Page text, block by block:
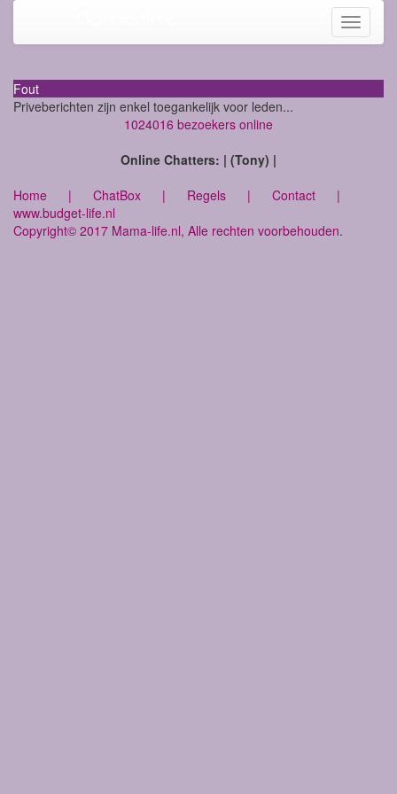
Toggle
Fout
Priveberichten zijn enkel toegankelijk voor leden...
1024016 bezoekers online
Online Chatters: | (Tony) |
Home | ChatBox | Regels | Contact |
www.budget-life.nl
Copyright© 2017 Mama-life.nl, Alle rechten voorbehouden.